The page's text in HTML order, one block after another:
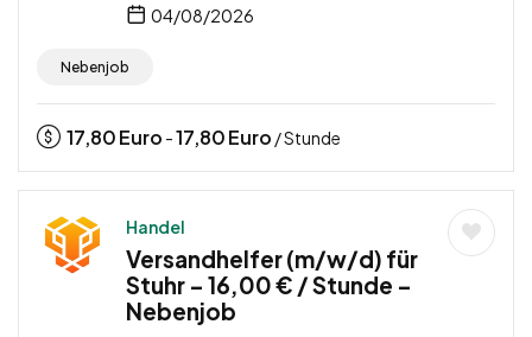
04/08/2026
Nebenjob
17,80Euro -17,80Euro / Stunde
Handel
Versandhelfer (m/w/d) für
Stuhr – 16,00 € / Stunde –
Nebenjob